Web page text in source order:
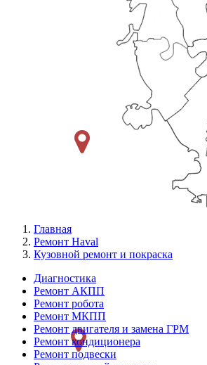
Главная
Ремонт Haval
Кузовной ремонт и покраска
Меню
Ремонт
слева
Диагностика
Ремонт АКПП
Ремонт робота
Ремонт МКПП
Ремонт двигателя и замена ГРМ
Ремонт кондиционера
Ремонт подвески